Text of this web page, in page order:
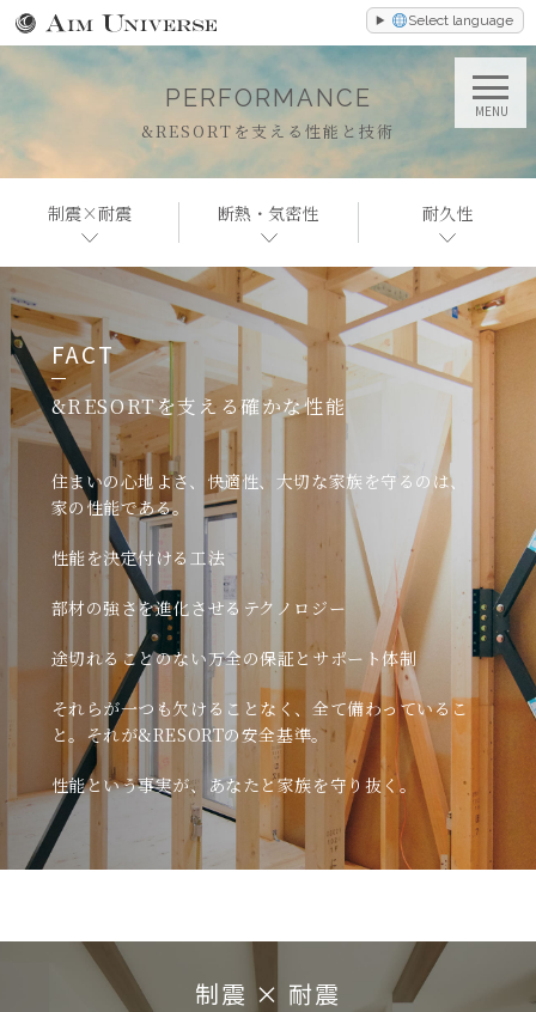
Select language
MENU
PERFORMANCE
&RESORTを支える性能と技術
制震×耐震 断熱・気密性 耐久性
FACT
&RESORTを支える確かな性能
住まいの心地よさ、快適性、大切な家族を守るのは、
家の性能である。
性能を決定付ける工法
部材の強さを進化させるテクノロジー
途切れることのない万全の保証とサポート体制
それらが一つも欠けることなく、全て備わっているこ
と。 それが&RESORTの安全基準。
性能という事実が、あなたと家族を守り抜く。
制震 × 耐震